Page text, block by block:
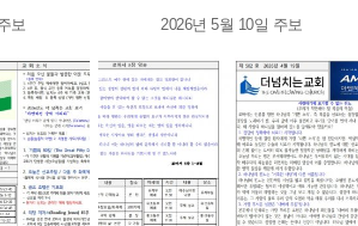
보 2026년 5월 10일 주보